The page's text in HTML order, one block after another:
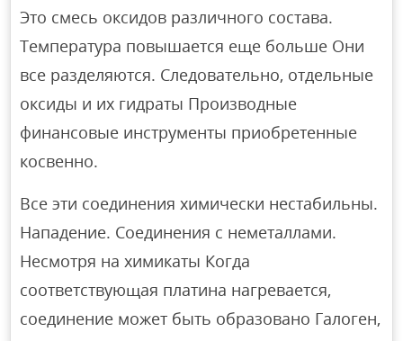
Это смесь оксидов различного состава.
Температура повышается еще больше Они
все разделяются. Следовательно, отдельные
оксиды и их гидраты Производные
финансовые инструменты приобретенные
косвенно.
Все эти соединения химически нестабильны.
Нападение. Соединения с неметаллами.
Несмотря на химикаты Когда
соответствующая платина нагревается,
соединение может быть образовано Галоген,